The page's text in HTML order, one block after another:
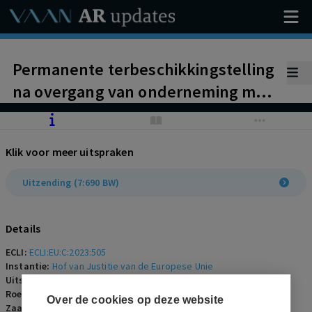
Over de cookies op deze website
Permanente terbeschikkingstelling
na overgang van onderneming met
'widerspruch', valt niet onder
tijdelijk te zijn.
Klik voor meer uitspraken
Uitzending (7:690 BW)
Details
ECLI: ECLI:EU:C:2023:505
Instantie: Hof van Justitie van de Europese Unie
Uitspraakdatum:
Roepnaam:
LD/Alb Fils Kliniken
Zaaknummer:C‑427/21